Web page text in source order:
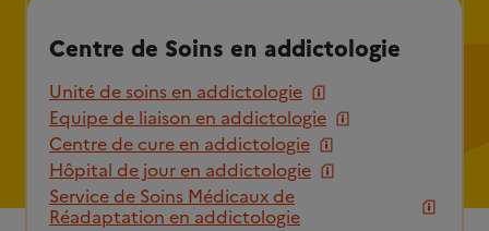
Centre de Soins en addictologie
Unité de soins en addictologie
Equipe de liaison en addictologie
Centre de cure en addictologie
Hôpital de jour en addictologie
Service de Soins Médicaux de
Réadaptation en addictologie